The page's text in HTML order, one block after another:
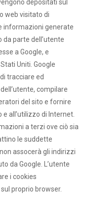
depositati sul
web visitato di
informazioni generate
da parte dell’utente
a Google, e
Uniti. Google
tracciare ed
compilare
del sito e fornire
all’utilizzo di Internet.
a terzi ove ciò sia
le suddette
assocerà gli indirizzi
da Google. L’utente
i cookies
proprio browser.